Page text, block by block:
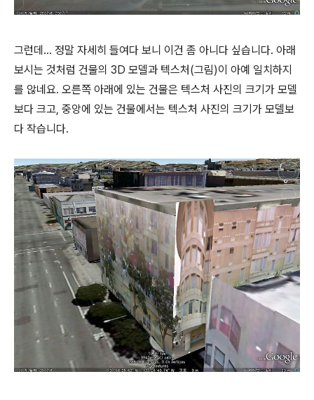
그런데... 정말 자세히 들여다 보니 이건 좀 아니다 싶습니다. 아래
보시는 것처럼 건물의 3D 모델과 텍스처(그림)이 아예 일치하지
를 않네요. 오른쪽 아래에 있는 건물은 텍스처 사진의 크기가 모델
보다 크고, 중앙에 있는 건물에서는 텍스처 사진의 크기가 모델보
다 작습니다.